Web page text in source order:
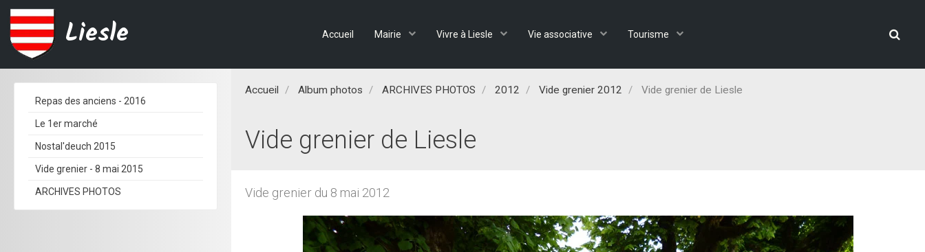
Liesle Accueil Mairie Vivre à Liesle Vie associative Tourisme
Accueil Album photos ARCHIVES PHOTOS 2012 Vide grenier 2012 Vide grenier de Liesle
Vide grenier de Liesle
Vide grenier du 8 mai 2012
Repas des anciens - 2016
Le 1er marché
Nostal'deuch 2015
Vide grenier - 8 mai 2015
ARCHIVES PHOTOS